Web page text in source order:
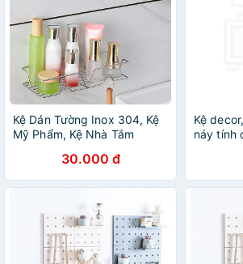
Kệ Dán Tường Inox 304, Kệ
Mỹ Phẩm, Kệ Nhà Tắm
30.000 đ
Kệ
náy tính